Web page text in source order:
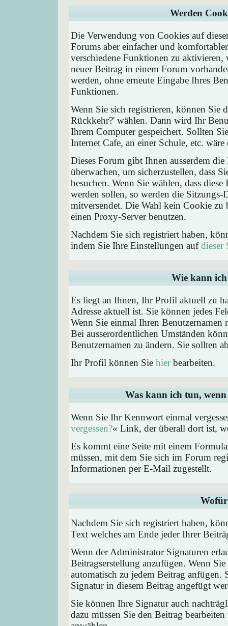
Werden
Die Verwendung von Cookies auf
Forums aber einfacher und
verschiedene Funktionen zu
neuer Beitrag in einem Forum
werden, ohne erneute Eingabe Ihres
Funktionen.
Wenn Sie sich registrieren, können Sie
Rückkehr?' wählen. Dann wird Ihr
Ihrem Computer gespeichert. Sollten
Internet Cafe, an einer Schule, etc.
Dieses Forum gibt Ihnen ausserdem
überwachen, um sicherzustellen, dass
besuchen. Wenn Sie wählen, dass
werden sollen, so werden die
mitversendet. Die Wahl kein Cookie zu
einen Proxy-Server benutzen.
Nachdem Sie sich registriert haben,
indem Sie Ihre Einstellungen aufdieser
Wie kann
Es liegt an Ihnen, Ihr Profil aktuell zu
Adresse aktuell ist. Sie können jedes
Wenn Sie einmal Ihren
Bei ausserordentlichen Umständen
Benutzernamen zu ändern. Sie sollten
Ihr Profil können Sie hierbearbeiten.
Was kann ich tun, wenn
Wenn Sie Ihr Kennwort einmal
vergessen?« Link, der überall dort ist,
Es kommt eine Seite mit einem
müssen, mit dem Sie sich im Forum
Informationen per E-Mail zugestellt.
Nachdem Sie sich registriert haben,
Text welches am Ende jeder Ihrer
Wenn der Administrator Signaturen
Beitragserstellung anzufügen. Wenn
automatisch zu jedem Beitrag
Signatur in diesem Beitrag angefügt
Sie können Ihre Signatur auch
dazu müssen Sie den Beitrag